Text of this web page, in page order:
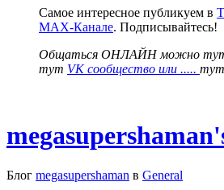
Самое интересное публикуем в
MAX-Канале. Подписывайтесь!
Общаться ОНЛАЙН можно
тут VK сообщество или ..... тут
Блог megasupershaman в General